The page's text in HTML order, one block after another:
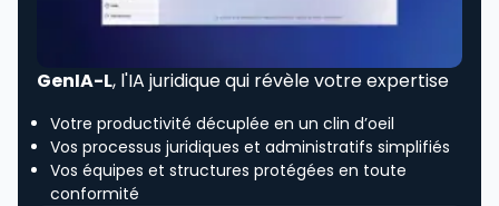
GenIA-L, l'IA juridique qui révèle votre expertise
Votre productivité décuplée en un clin d’oeil
Vos processus juridiques et administratifs simplifiés
Vos équipes et structures protégées en toute
conformité